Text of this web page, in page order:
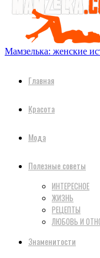
Мамзелька: женские
Главная
Красота
Мода
Полезные советы
ИНТЕРЕСНОЕ
ЖИЗНЬ
РЕЦЕПТЫ
ЛЮБОВЬ И
Знаменитости